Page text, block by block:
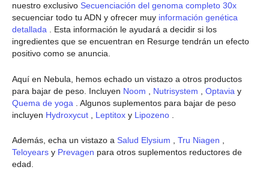
nuestro exclusivo Secuenciación del genoma completo 30x
secuenciar todo tu ADN y ofrecer muy información genética
detallada . Esta información le ayudará a decidir si los
ingredientes que se encuentran en Resurge tendrán un efecto
positivo como se anuncia.
Aquí en Nebula, hemos echado un vistazo a otros productos
para bajar de peso. Incluyen Noom Nutrisystem Optavia y
Quema de yoga . Algunos suplementos para bajar de peso
incluyen Hydroxycut Leptitox y Lipozeno
Además, echa un vistazo a Salud Elysium Tru Niagen
Teloyears y Prevagen para otros suplementos reductores de
edad.